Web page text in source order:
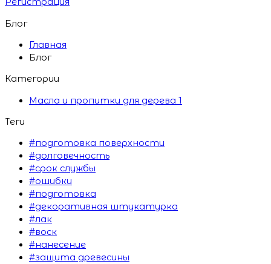
Блог
Главная
Блог
Категории
Масла и пропитки для дерева 1
Теги
#подготовка поверхности
#долговечность
#срок службы
#ошибки
#подготовка
#декоративная штукатурка
#лак
#воск
#нанесение
#защита древесины